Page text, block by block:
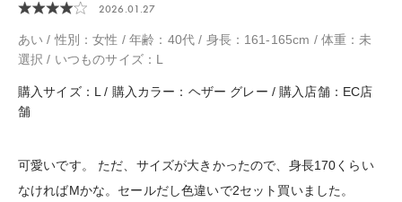
2026.01.27
あい / 性別：女性 / 年齢：40代 / 身長：161-165cm / 体重：未
選択 / いつものサイズ：L
購入サイズ：L / 購入カラー：ヘザー グレー / 購入店舗：EC店
舗
可愛いです。 ただ、サイズが大きかったので、身長170くらい
なければMかな。セールだし色違いで2セット買いました。